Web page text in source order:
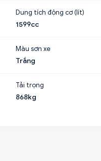
Dung tích động cơ (lít)
1599cc
Màu sơn xe
Trắng
Tải trọng
868kg